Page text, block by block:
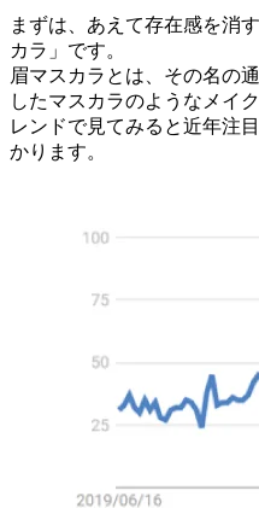
まずは、あえて存在感を消
カラ」です。
眉マスカラとは、その名の
したマスカラのようなメイ
レンドで見てみると近年注
かります。